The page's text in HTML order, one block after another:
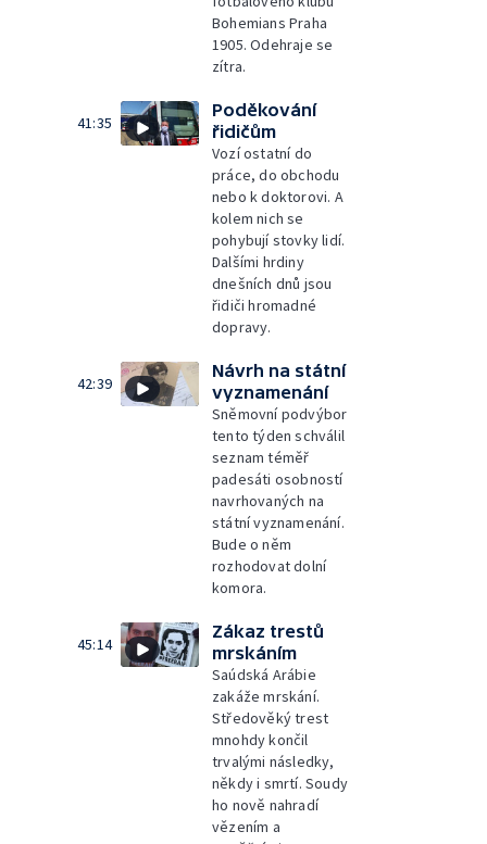
Bohemians Praha
1905. Odehraje se
zítra.
41:35
Poděkování
řidičům
Vozí ostatní do
práce, do obchodu
nebo k doktorovi. A
kolem nich se
pohybují stovky lidí.
Dalšími hrdiny
dnešních dnů jsou
řidiči hromadné
dopravy.
42:39
Návrh na státní
vyznamenání
Sněmovní podvýbor
tento týden schválil
seznam téměř
padesáti osobností
navrhovaných na
státní vyznamenání.
Bude o něm
rozhodovat dolní
komora.
45:14
Zákaz trestů
mrskáním
Saúdská Arábie
zakáže mrskání.
Středověký trest
mnohdy končil
trvalými následky,
někdy i smrtí. Soudy
ho nově nahradí
vězením a